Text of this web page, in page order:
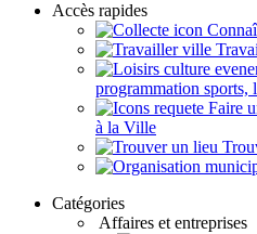
Accès rapides
programmation sports,
Faire
à la Ville
Catégories
Affaires et entreprises